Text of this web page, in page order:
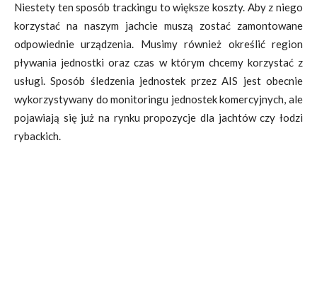
Niestety ten sposób trackingu to większe koszty. Aby z niego
korzystać na naszym jachcie muszą zostać zamontowane
odpowiednie urządzenia. Musimy również określić region
pływania jednostki oraz czas w którym chcemy korzystać z
usługi. Sposób śledzenia jednostek przez AIS jest obecnie
wykorzystywany do monitoringu jednostek komercyjnych, ale
pojawiają się już na rynku propozycje dla jachtów czy łodzi
rybackich.